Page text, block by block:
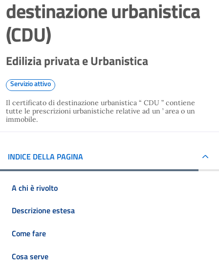
destinazione urbanistica
(CDU)
Edilizia privata e Urbanistica
Servizio attivo
Il certificato di destinazione urbanistica “ CDU ” contiene
tutte le prescrizioni urbanistiche relative ad un ’ area o un
immobile.
INDICE DELLA PAGINA
A chi è rivolto
Descrizione estesa
Come fare
Cosa serve